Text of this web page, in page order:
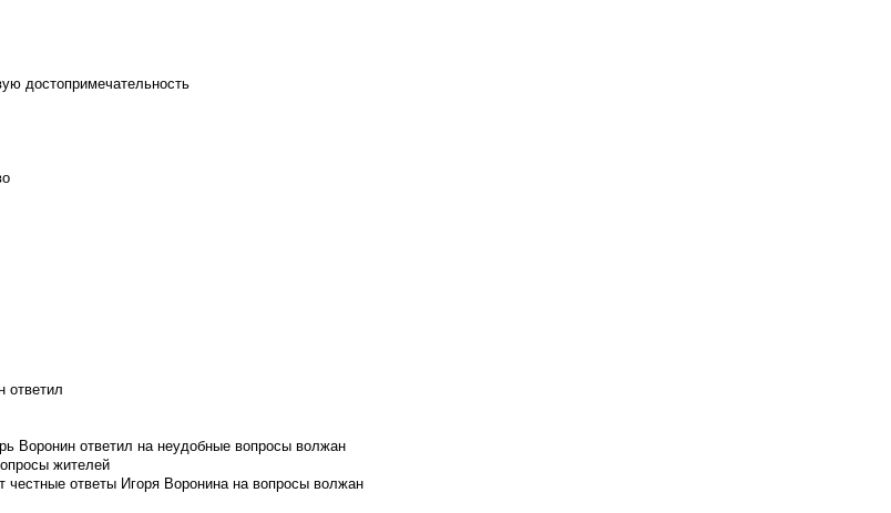
достопримечательность
ответил
Воронин ответил на неудобные вопросы волжан
жителей
ответы Игоря Воронина на вопросы волжан